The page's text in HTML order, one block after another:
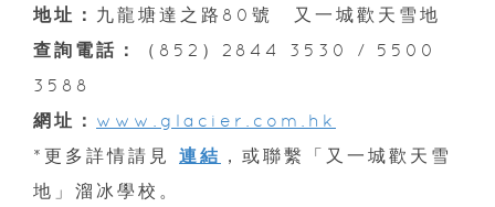
地址： 九龍塘達之路80號 又一城歡天雪地
查詢電話：
（852）2844 3530 / 5500
3588
網址： www.glacier.com.hk
*更多詳情請見 連結 ，或聯繫「又一城歡天雪
地」溜冰學校。